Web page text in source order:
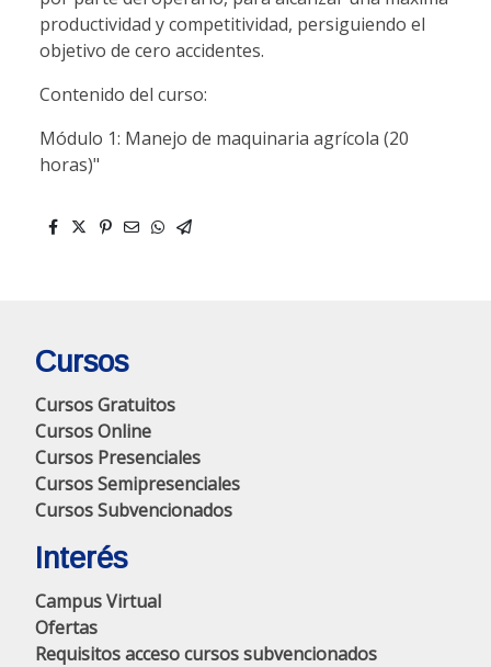
productividad y competitividad, persiguiendo el
objetivo de cero accidentes.
Contenido del curso:
Módulo 1: Manejo de maquinaria agrícola (20
horas)"
Cursos
Cursos Gratuitos
Cursos Online
Cursos Presenciales
Cursos Semipresenciales
Cursos Subvencionados
Interés
Campus Virtual
Ofertas
Requisitos acceso cursos subvencionados